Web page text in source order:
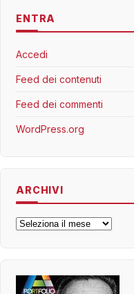
ENTRA
Accedi
Feed dei contenuti
Feed dei commenti
WordPress.org
ARCHIVI
Archivi